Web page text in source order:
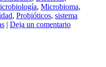
, Microbioma,
, Probióticos, sistema
| Deja un comentario